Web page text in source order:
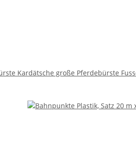
Kardätsche große Pferdebürste